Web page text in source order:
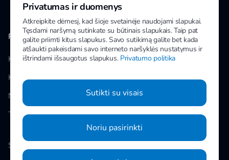
PAPILDOMA INFORMACIJA
Klubai
Kainos
Naujienos
Taisyklės
MANO IMPULS
Facebook
Instagram
Slapukų nustatymai
Privatumas ir duomenys
Atkreipkite dėmesį, kad šioje svetainėje naudojami slapukai.
Tęsdami naršymą sutinkate su būtinais slapukais. Taip pat
galite priimti kitus slapukus. Savo sutikimą galite bet kada
atšaukti pakeisdami savo interneto naršyklės nustatymus ir
ištrindami išsaugotus slapukus. Privatumo politika
Sutikti su visais
Noriu pasirinkti